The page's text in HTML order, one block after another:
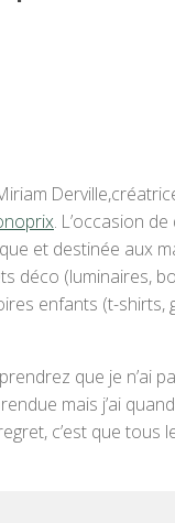
. L’occasion
et destinée aux
déco (luminaires,
enfants (t-shirts,
que je n’ai
mais j’ai
c’est que tous